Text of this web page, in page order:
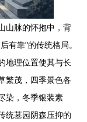
山脉的怀抱中，背
有靠"的传统格局。
地理位置使其与长
繁茂，四季景色各
染，冬季银装素
统墓园阴森压抑的